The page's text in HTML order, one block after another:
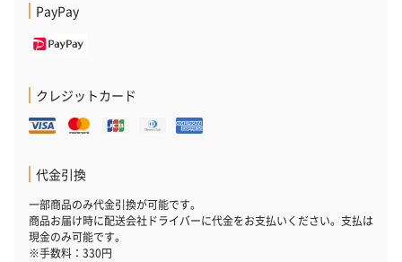
いぶりがっことチーズ
のオイル漬（981円）
PayPay
クレジットカード
代金引換
一部商品のみ代金引換が可能です。
商品お届け時に配送会社ドライバーに代金をお支払いください。支払は
現金のみ可能です。
※手数料：330円